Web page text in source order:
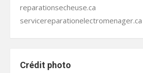
reparationsecheuse.ca
servicereparationelectromenager.ca
Crédit photo